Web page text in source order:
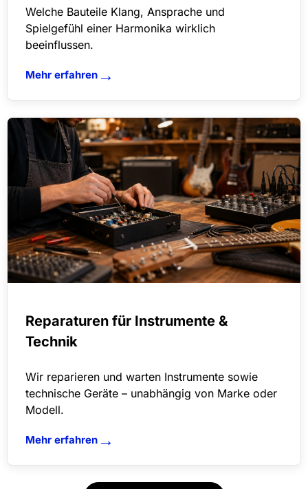
Welche Bauteile Klang, Ansprache und
Spielgefühl einer Harmonika wirklich
beeinflussen.
Mehr erfahren →
Reparaturen für Instrumente &
Technik
Wir reparieren und warten Instrumente sowie
technische Geräte – unabhängig von Marke oder
Modell.
Mehr erfahren →